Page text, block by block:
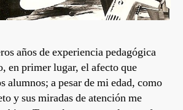
años de experiencia pedagógica
en primer lugar, el afecto que
alumnos; a pesar de mi edad, como
y sus miradas de atención me